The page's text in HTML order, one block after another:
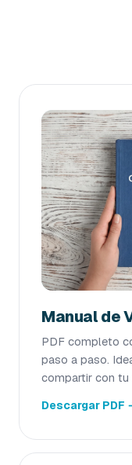
Manual de
PDF completo
paso a paso.
compartir con tu
Descargar PDF